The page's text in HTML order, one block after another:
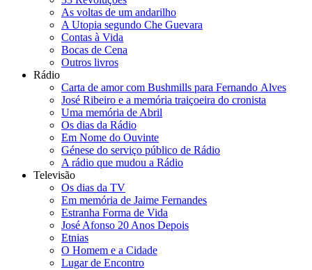
As voltas de um andarilho
A Utopia segundo Che Guevara
Contas à Vida
Bocas de Cena
Outros livros
Rádio
Carta de amor com Bushmills para Fernando Alves
José Ribeiro e a memória traiçoeira do cronista
Uma memória de Abril
Os dias da Rádio
Em Nome do Ouvinte
Génese do serviço público de Rádio
A rádio que mudou a Rádio
Televisão
Os dias da TV
Em memória de Jaime Fernandes
Estranha Forma de Vida
José Afonso 20 Anos Depois
Etnias
O Homem e a Cidade
Lugar de Encontro